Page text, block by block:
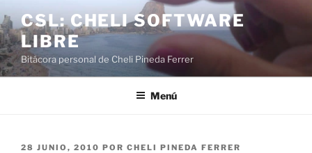
al
contenido
CSL: CHELI SOFTWARE
LIBRE
Bitácora personal de Cheli Pineda Ferrer
Menú
PUBLICADO
28 JUNIO, 2010 POR CHELI PINEDA FERRER